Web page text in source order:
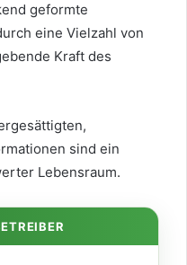
geformte
eine Vielzahl von
Kraft des
sind ein
Lebensraum.